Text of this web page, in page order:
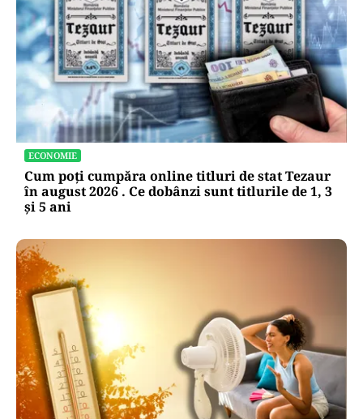
ECONOMIE
Cum poți cumpăra online titluri de stat Tezaur
în august 2026 . Ce dobânzi sunt titlurile de 1, 3
și 5 ani